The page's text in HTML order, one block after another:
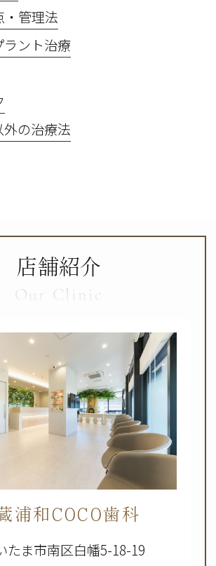
・管理法
ント治療
の治療法
店舗紹介
Our Clinic
浦和COCO歯科
たま市南区白幡5-18-19